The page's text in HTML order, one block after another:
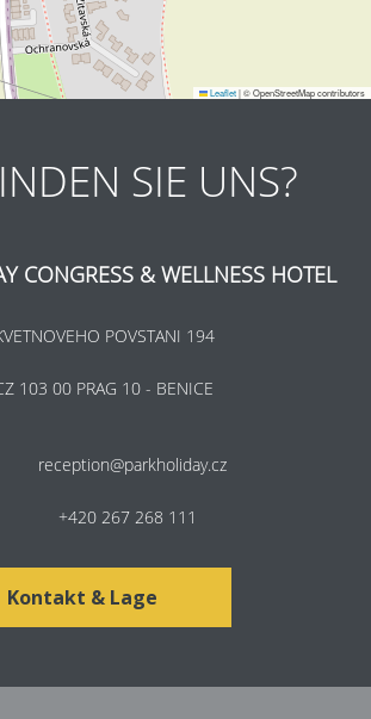
Leaflet|© OpenStreetMap contributors
SIE UNS?
CONGRESS & WELLNESS HOTEL
POVSTANI 194
103 00 PRAG 10 - BENICE
reception@parkholiday.cz
+420 267 268 111
Kontakt & Lage